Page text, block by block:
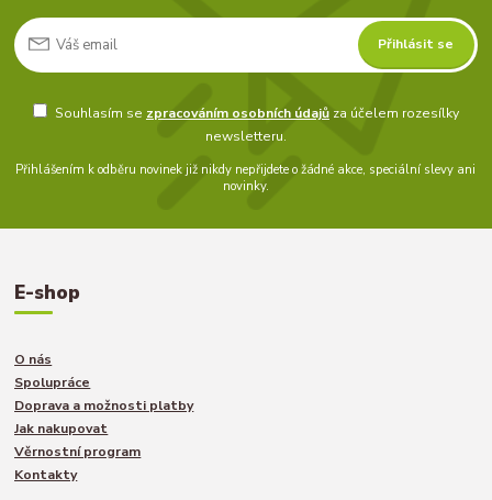
Přihlásit se
Souhlasím se zpracováním osobních údajůza účelem rozesílky
newsletteru.
Přihlášením k odběru novinek již nikdy nepřijdete o žádné akce, speciální slevy ani
novinky.
E-shop
O nás
Spolupráce
Doprava a možnosti platby
Jak nakupovat
Věrnostní program
Kontakty